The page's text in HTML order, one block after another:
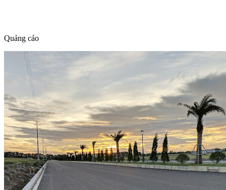
Quảng cáo